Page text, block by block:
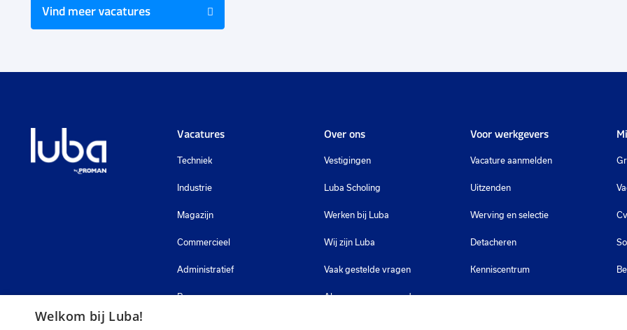
Vind meer vacatures
Vacatures
Techniek
Industrie
Magazijn
Commercieel
Administratief
Bouw
Over ons
Vestigingen
Luba Scholing
Werken bij Luba
Wij zijn Luba
Vaak gestelde vragen
Algemene voorwaarden
Voor werkgevers
Vacature aanmelden
Uitzenden
Werving en selectie
Detacheren
Kenniscentrum
Welkom bij Luba!